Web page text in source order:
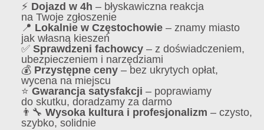
⚡ Dojazd w 4h – błyskawiczna reakcja
na Twoje zgłoszenie
📍 Lokalnie w Częstochowie – znamy miasto
jak własną kieszeń
✅ Sprawdzeni fachowcy – z doświadczeniem,
ubezpieczeniem i narzędziami
💰 Przystępne ceny – bez ukrytych opłat,
wycena na miejscu
⭐ Gwarancja satysfakcji – poprawiamy
do skutku, doradzamy za darmo
👨‍🔧 Wysoka kultura i profesjonalizm – czysto,
szybko, solidnie